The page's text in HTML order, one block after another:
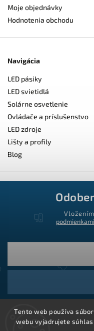
Tento web používa
webu vyjadrujete
Moje objednávky
Hodnotenia obchodu
Navigácia
LED pásiky
LED svietidlá
Solárne osvetlenie
Ovládače a príslušenstvo
LED zdroje
Lišty a profily
Blog